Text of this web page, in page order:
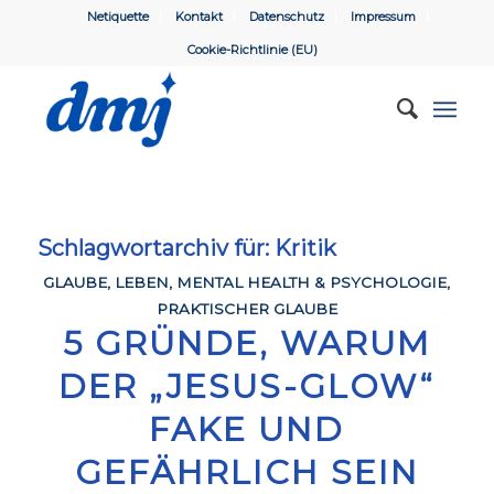
Netiquette Kontakt Datenschutz Impressum
Cookie-Richtlinie (EU)
Schlagwortarchiv für: Kritik
GLAUBE, LEBEN, MENTAL HEALTH & PSYCHOLOGIE,
PRAKTISCHER GLAUBE
5 GRÜNDE, WARUM
DER „JESUS-GLOW“
FAKE UND
GEFÄHRLICH SEIN